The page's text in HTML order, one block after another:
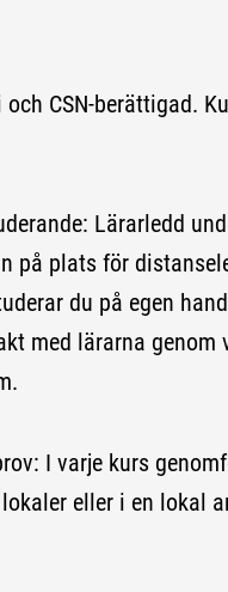
CSN-berättigad.
Lärarledd
på plats för
du på egen
med lärarna genom
I varje kurs
eller i en lokal